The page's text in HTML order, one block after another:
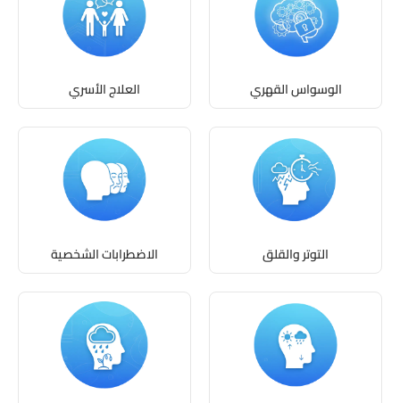
الوسواس القهري العلاج الأسري
التوتر والقلق الاضطرابات الشخصية